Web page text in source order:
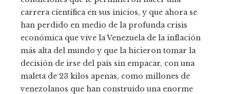
carrera científica en sus inicios, y que ahora se
han perdido en medio de la profunda crisis
económica que vive la Venezuela de la inflación
más alta del mundo y que la hicieron tomar la
decisión de irse del país sin empacar, con una
maleta de 23 kilos apenas, como millones de
venezolanos que han construido una enorme